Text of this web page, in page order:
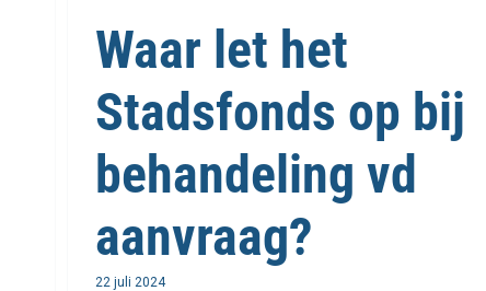
Waar let het
Stadsfonds op bij
behandeling vd
aanvraag?
22 juli 2024